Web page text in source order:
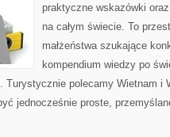
praktyczne wskazówki
na całym świecie. To
małżeństwa szukające
kompendium wiedzy po
Turystycznie polecamy Wietnam i
jednocześnie proste,